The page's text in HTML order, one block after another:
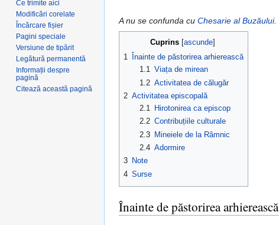
A nu se confunda cu Chesarie al Buzăului.
Cuprins[ ascunde]
1
Înainte de păstorirea arhierească
1.1 Viața de mirean
1.2 Activitatea de călugăr
2 Activitatea episcopală
2.1
Hirotonirea ca episcop
2.2 Contribuțiile culturale
2.3
Mineiele de la Râmnic
2.4 Adormire
3 Note
4 Surse
Înainte de păstorirea arhierească
Ce trimite aici
Modificări corelate
Încărcare fișier
Pagini speciale
Versiune de tipărit
Legătură permanentă
Informații despre
pagină
Citează această pagină